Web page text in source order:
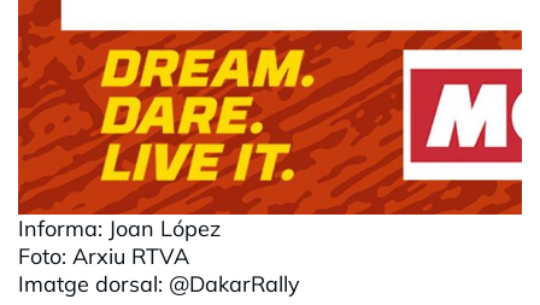
Informa: Joan López
Foto: Arxiu RTVA
Imatge dorsal: @DakarRally